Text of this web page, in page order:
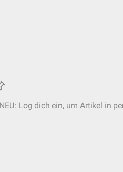
Log dich ein, um Artikel in